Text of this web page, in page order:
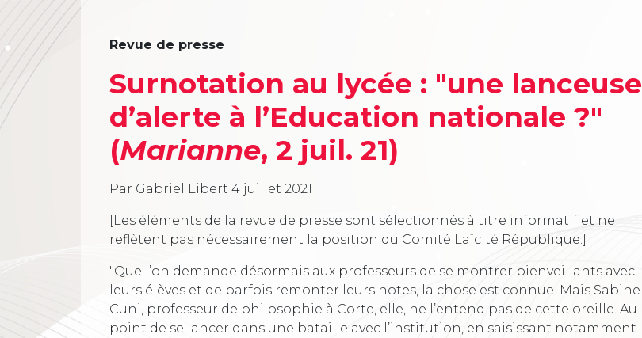
Revue de presse
Surnotation au lycée : "une lanceuse
d’alerte à l’Education nationale ?"
(Marianne, 2 juil. 21)
Par Gabriel Libert 4 juillet 2021
[Les éléments de la revue de presse sont sélectionnés à titre informatif et ne
reflètent pas nécessairement la position du Comité Laïcité République.]
"Que l’on demande désormais aux professeurs de se montrer bienveillants avec
leurs élèves et de parfois remonter leurs notes, la chose est connue. Mais Sabine
Cuni, professeur de philosophie à Corte, elle, ne l’entend pas de cette oreille. Au
point de se lancer dans une bataille avec l’institution, en saisissant notamment